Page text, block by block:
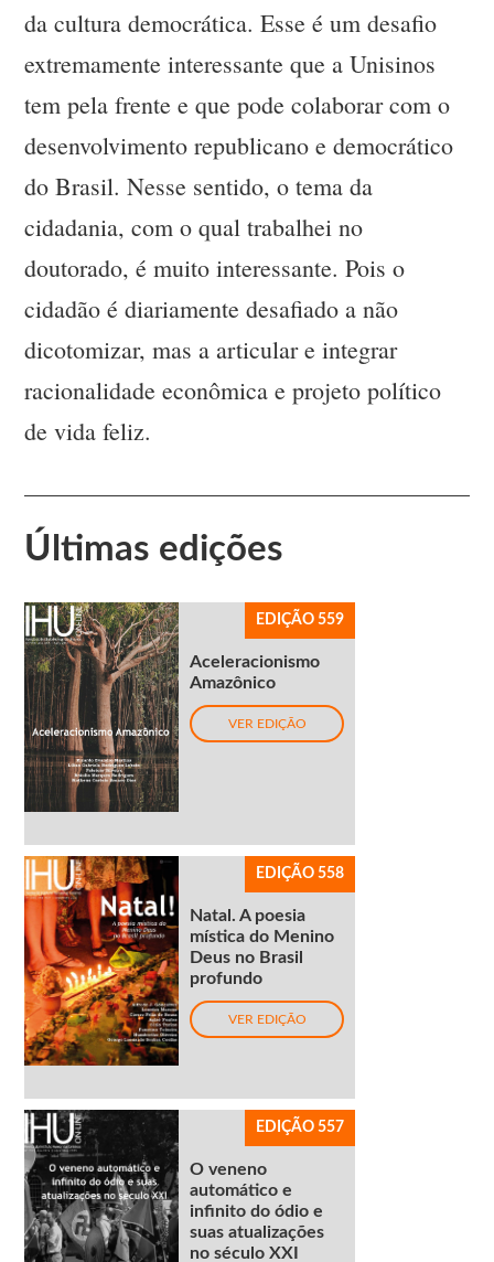
da cultura democrática. Esse é um desafio
extremamente interessante que a Unisinos
tem pela frente e que pode colaborar com o
desenvolvimento republicano e democrático
do Brasil. Nesse sentido, o tema da
cidadania, com o qual trabalhei no
doutorado, é muito interessante. Pois o
cidadão é diariamente desafiado a não
dicotomizar, mas a articular e integrar
racionalidade econômica e projeto político
de vida feliz.
Últimas edições
EDIÇÃO 559
Aceleracionismo
Amazônico
VER EDIÇÃO
EDIÇÃO 558
Natal. A poesia
mística do Menino
Deus no Brasil
profundo
VER EDIÇÃO
EDIÇÃO 557
O veneno
automático e
infinito do ódio e
suas atualizações
no século XXI